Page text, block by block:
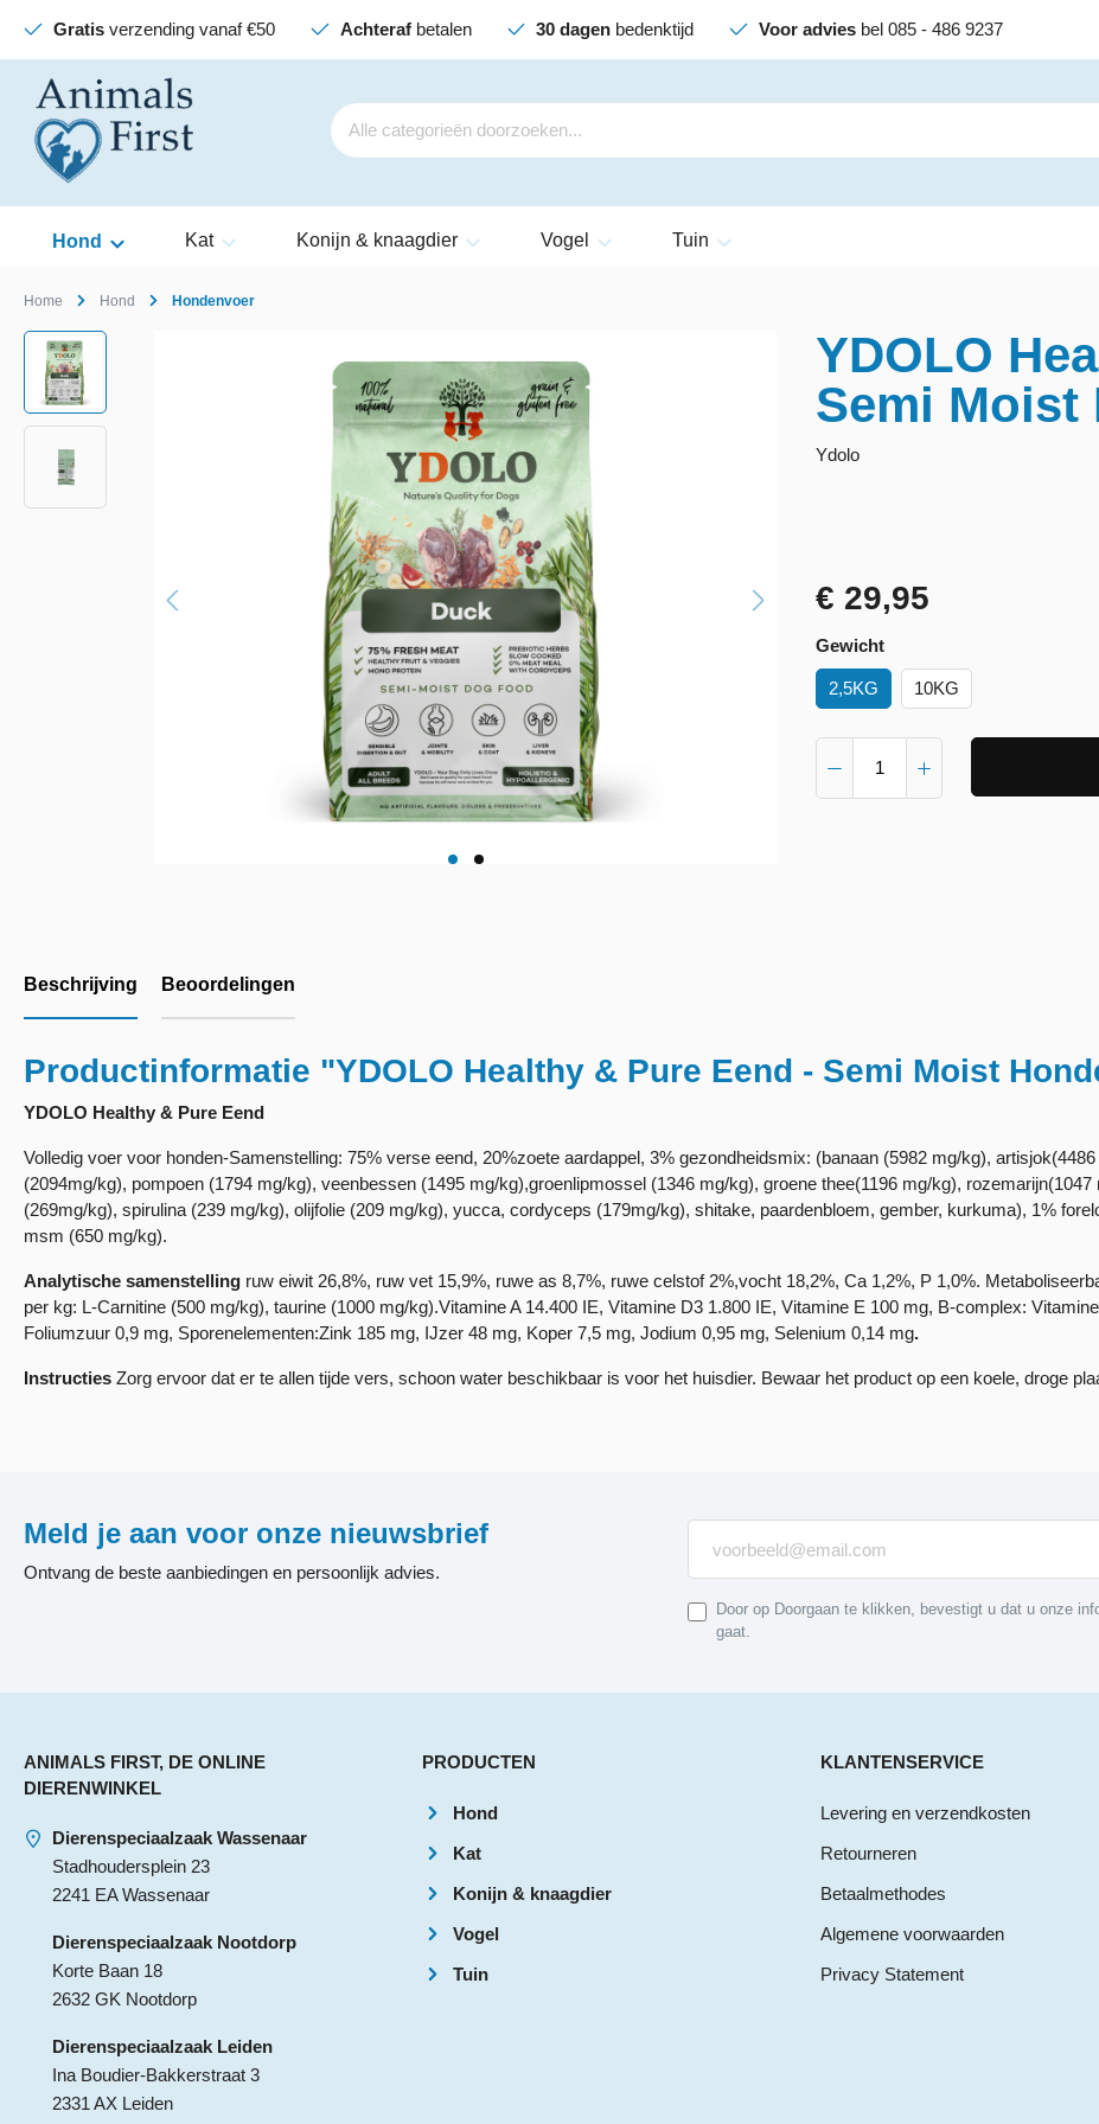
Gratisverzending vanaf €50 Achterafbetalen 30 dagen bedenktijd Voor advies bel 085 - 486 9237
Hond Kat Konijn & knaagdier Vogel Tuin
Home Hond Hondenvoer
YDOLO
Semi Moist
Ydolo
€ 29,95
Gewicht
2,5KG 10KG
Beschrijving Beoordelingen
Productinformatie "YDOLO Healthy & Pure Eend - Semi Moist
YDOLO Healthy & Pure Eend
Volledig voer voor honden-Samenstelling: 75% verse eend, 20%zoete aardappel, 3% gezondheidsmix: (banaan (5982 mg/kg),
(2094mg/kg), pompoen (1794 mg/kg), veenbessen (1495 mg/kg),groenlipmossel (1346 mg/kg), groene thee(1196 mg/kg),
(269mg/kg), spirulina (239 mg/kg), olijfolie (209 mg/kg), yucca, cordyceps (179mg/kg), shitake, paardenbloem, gember, kurkuma), 1%
msm (650 mg/kg).
Analytische samenstelling ruw eiwit 26,8%, ruw vet 15,9%, ruwe as 8,7%, ruwe celstof 2%,vocht 18,2%, Ca 1,2%, P 1,0%.
per kg: L-Carnitine (500 mg/kg), taurine (1000 mg/kg).Vitamine A 14.400 IE, Vitamine D3 1.800 IE, Vitamine E 100 mg, B-complex:
Foliumzuur 0,9 mg, Sporenelementen:Zink 185 mg, IJzer 48 mg, Koper 7,5 mg, Jodium 0,95 mg, Selenium 0,14 mg.
Instructies Zorg ervoor dat er te allen tijde vers, schoon water beschikbaar is voor het huisdier. Bewaar het product op een koele, droge
Meld je aan voor onze nieuwsbrief
Ontvang de beste aanbiedingen en persoonlijk advies.
Door op Doorgaan te klikken, bevestigt u dat u onze
gaat.
ANIMALS FIRST, DE ONLINE
DIERENWINKEL
Dierenspeciaalzaak Wassenaar
Stadhoudersplein 23
2241 EA Wassenaar
Dierenspeciaalzaak Nootdorp
Korte Baan 18
2632 GK Nootdorp
Dierenspeciaalzaak Leiden
Ina Boudier-Bakkerstraat 3
2331 AX Leiden
PRODUCTEN
Hond
Kat
Konijn & knaagdier
Vogel
Tuin
KLANTENSERVICE
Levering en verzendkosten
Retourneren
Betaalmethodes
Algemene voorwaarden
Privacy Statement